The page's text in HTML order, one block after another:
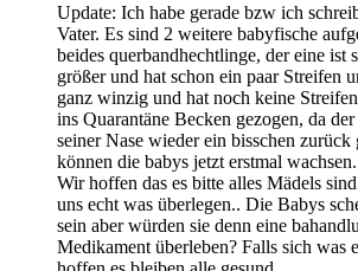
Update: Ich habe gerade bzw ich
Vater. Es sind 2 weitere babyfische
beides querbandhechtlinge, der eine ist
größer und hat schon ein paar Streifen
ganz winzig und hat noch keine
ins Quarantäne Becken gezogen, da
seiner Nase wieder ein bisschen zurück
können die babys jetzt erstmal wachsen.
Wir hoffen das es bitte alles Mädels
uns echt was überlegen.. Die Babys
sein aber würden sie denn eine
Medikament überleben? Falls sich was